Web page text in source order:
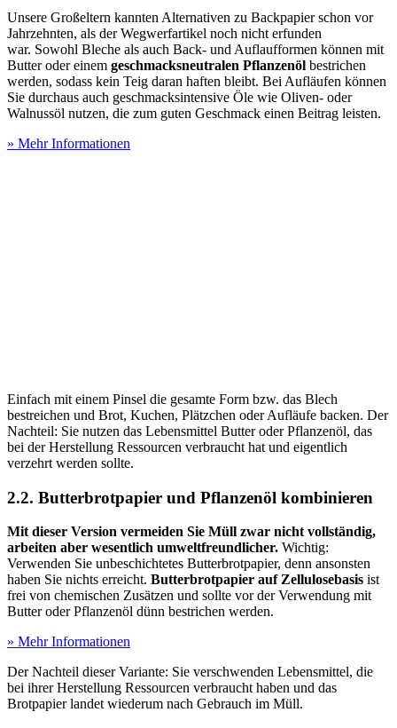
Unsere Großeltern kannten Alternativen zu Backpapier schon vor
Jahrzehnten, als der Wegwerfartikel noch nicht erfunden
war. Sowohl Bleche als auch Back- und Auflaufformen können mit
Butter oder einem geschmacksneutralen Pflanzenöl bestrichen
werden, sodass kein Teig daran haften bleibt. Bei Aufläufen können
Sie durchaus auch geschmacksintensive Öle wie Oliven- oder
Walnussöl nutzen, die zum guten Geschmack einen Beitrag leisten.
» Mehr Informationen
Einfach mit einem Pinsel die gesamte Form bzw. das Blech
bestreichen und Brot, Kuchen, Plätzchen oder Aufläufe backen. Der
Nachteil: Sie nutzen das Lebensmittel Butter oder Pflanzenöl, das
bei der Herstellung Ressourcen verbraucht hat und eigentlich
verzehrt werden sollte.
2.2. Butterbrotpapier und Pflanzenöl kombinieren
Mit dieser Version vermeiden Sie Müll zwar nicht vollständig,
arbeiten aber wesentlich umweltfreundlicher. Wichtig:
Verwenden Sie unbeschichtetes Butterbrotpapier, denn ansonsten
haben Sie nichts erreicht. Butterbrotpapier auf Zellulosebasis ist
frei von chemischen Zusätzen und sollte vor der Verwendung mit
Butter oder Pflanzenöl dünn bestrichen werden.
» Mehr Informationen
Der Nachteil dieser Variante: Sie verschwenden Lebensmittel, die
bei ihrer Herstellung Ressourcen verbraucht haben und das
Brotpapier landet wiederum nach Gebrauch im Müll.